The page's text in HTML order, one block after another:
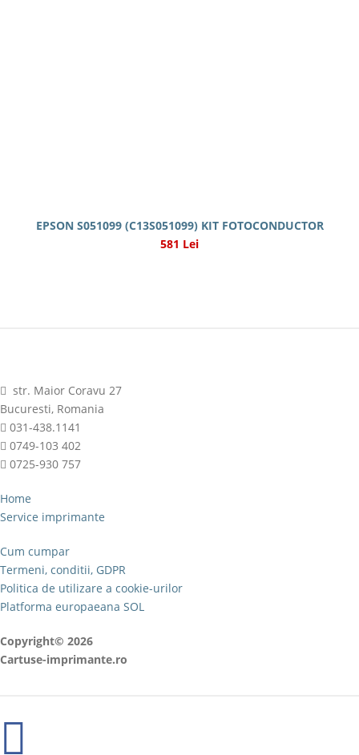
EPSON S051099 (C13S051099) KIT FOTOCONDUCTOR
581 Lei
str. Maior Coravu 27
Bucuresti, Romania
031-438.1141
0749-103 402
0725-930 757
Home
Service imprimante
Cum cumpar
Termeni, conditii, GDPR
Politica de utilizare a cookie-urilor
Platforma europaeana SOL
Copyright© 2026
Cartuse-imprimante.ro